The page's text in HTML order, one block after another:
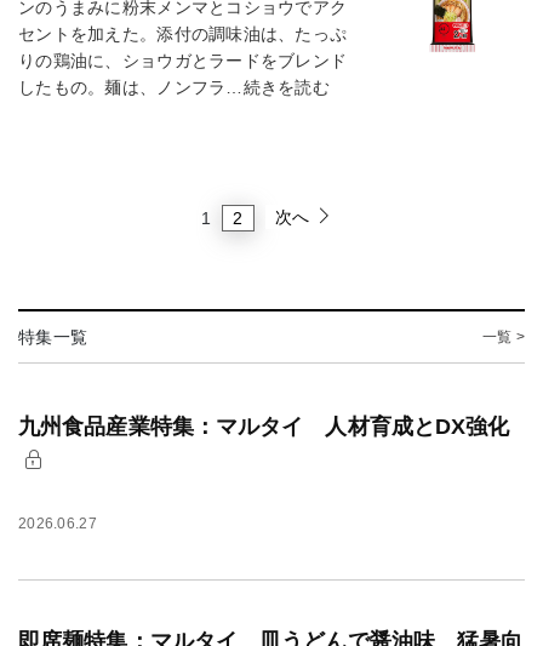
ンのうまみに粉末メンマとコショウでアク
セントを加えた。添付の調味油は、たっぷ
りの鶏油に、ショウガとラードをブレンド
したもの。麺は、ノンフラ…続きを読む
1 2 次へ
特集一覧 一覧 >
九州食品産業特集：マルタイ 人材育成とDX強化
2026.06.27